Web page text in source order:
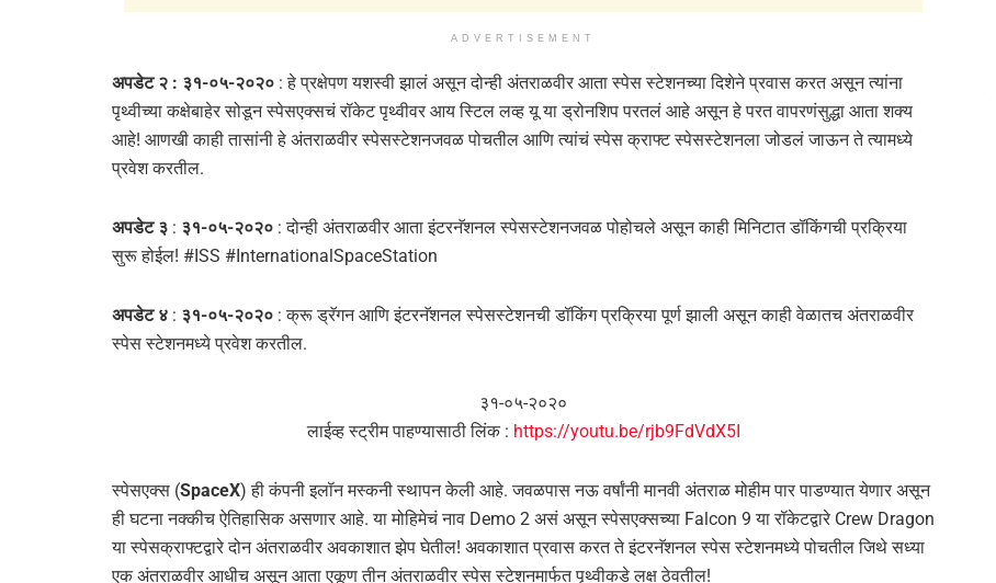
ADVERTISEMENT
अपडेट २ : ३१-०५-२०२० : हे प्रक्षेपण यशस्वी झालं असून दोन्ही अंतराळवीर आता स्पेस स्टेशनच्या दिशेने प्रवास करत असून त्यांना
पृथ्वीच्या कक्षेबाहेर सोडून स्पेसएक्सचं रॉकेट पृथ्वीवर आय स्टिल लव्ह यू या ड्रोनशिप परतलं आहे असून हे परत वापरणंसुद्धा आता शक्य
आहे! आणखी काही तासांनी हे अंतराळवीर स्पेसस्टेशनजवळ पोचतील आणि त्यांचं स्पेस क्राफ्ट स्पेसस्टेशनला जोडलं जाऊन ते त्यामध्ये
प्रवेश करतील.
अपडेट ३ : ३१-०५-२०२० : दोन्ही अंतराळवीर आता इंटरनॅशनल स्पेसस्टेशनजवळ पोहोचले असून काही मिनिटात डॉकिंगची प्रक्रिया
सुरू होईल! #ISS #InternationalSpaceStation
अपडेट ४ : ३१-०५-२०२० : क्रू ड्रॅगन आणि इंटरनॅशनल स्पेसस्टेशनची डॉकिंग प्रक्रिया पूर्ण झाली असून काही वेळातच अंतराळवीर
स्पेस स्टेशनमध्ये प्रवेश करतील.
३१-०५-२०२०
लाईव्ह स्ट्रीम पाहण्यासाठी लिंक : https://youtu.be/rjb9FdVdX5I
स्पेसएक्स (SpaceX) ही कंपनी इलॉन मस्कनी स्थापन केली आहे. जवळपास नऊ वर्षांनी मानवी अंतराळ मोहीम पार पाडण्यात येणार असून
ही घटना नक्कीच ऐतिहासिक असणार आहे. या मोहिमेचं नाव Demo 2 असं असून स्पेसएक्सच्या Falcon 9 या रॉकेटद्वारे Crew Dragon
या स्पेसक्राफ्टद्वारे दोन अंतराळवीर अवकाशात झेप घेतील! अवकाशात प्रवास करत ते इंटरनॅशनल स्पेस स्टेशनमध्ये पोचतील जिथे सध्या
एक अंतराळवीर आधीच असून आता एकूण तीन अंतराळवीर स्पेस स्टेशनमार्फत पृथ्वीकडे लक्ष ठेवतील!